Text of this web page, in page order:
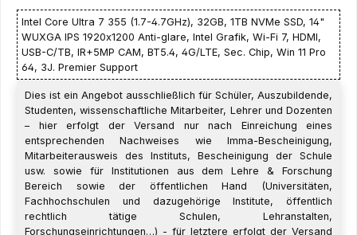
Intel Core Ultra 7 355 (1.7-4.7GHz), 32GB, 1TB NVMe SSD, 14"
WUXGA IPS 1920x1200 Anti-glare, Intel Grafik, Wi-Fi 7, HDMI,
USB-C/TB, IR+5MP CAM, BT5.4, 4G/LTE, Sec. Chip, Win 11 Pro
64, 3J. Premier Support
Dies ist ein Angebot ausschließlich für Schüler, Auszubildende,
Studenten, wissenschaftliche Mitarbeiter, Lehrer und Dozenten
– hier erfolgt der Versand nur nach Einreichung eines
entsprechenden Nachweises wie Imma-Bescheinigung,
Mitarbeiterausweis des Instituts, Bescheinigung der Schule
usw. sowie für Institutionen aus dem Lehre & Forschung
Bereich sowie der öffentlichen Hand (Universitäten,
Fachhochschulen und dazugehörige Institute, öffentlich
rechtlich tätige Schulen, Lehranstalten,
Forschungseinrichtungen…) - für letztere erfolgt der Versand